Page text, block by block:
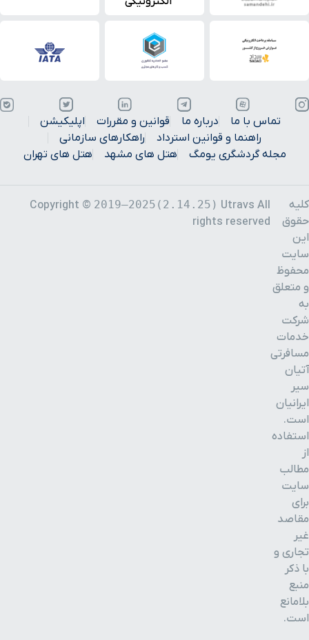
تماس با ما درباره ما قوانین و مقررات
اپلیکیشن
راهنما و قوانین استرداد
راهکارهای سازمانی
مجله گردشگری یومگ
هتل های مشهد هتل های تهران
کلیه
حقوق
این
سایت
محفوظ
و متعلق
به
شرکت
خدمات
مسافرتی
آتیان
سیر
ایرانیان
است.
استفاده
از
مطالب
سایت
برای
مقاصد
غیر
تجاری و
با ذکر
منبع
بلامانع
است.
Copyright © 2019–2025(2.14.25) Utravs All
rights reserved